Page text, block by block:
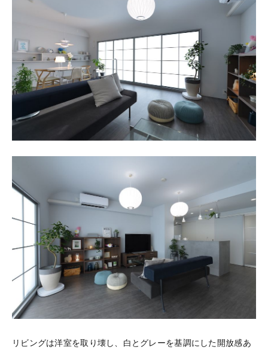
リビングは洋室を取り壊し、白とグレーを基調にした開放感あ